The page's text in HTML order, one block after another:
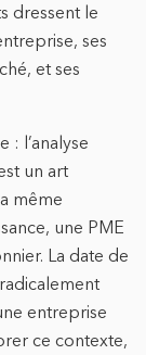
dressent le
ses
et ses
: l’analyse
un art
même
une PME
La date de
entreprise
ce contexte,